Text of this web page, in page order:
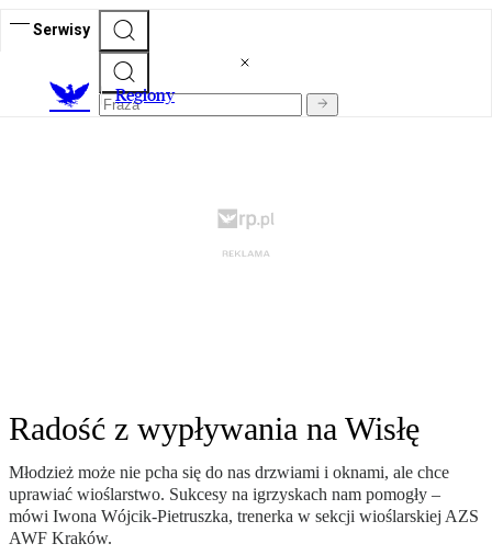
Serwisy
Regiony
Radość z wypływania na Wisłę
Młodzież może nie pcha się do nas drzwiami i oknami, ale chce
uprawiać wioślarstwo. Sukcesy na igrzyskach nam pomogły –
mówi Iwona Wójcik-Pietruszka, trenerka w sekcji wioślarskiej AZS
AWF Kraków.